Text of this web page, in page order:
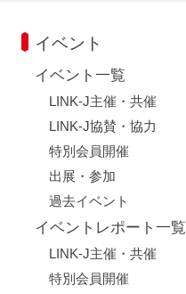
イベント
イベント一覧
LINK-J主催・共催
LINK-J協賛・協力
特別会員開催
出展・参加
過去イベント
イベントレポート一覧
LINK-J主催・共催
特別会員開催